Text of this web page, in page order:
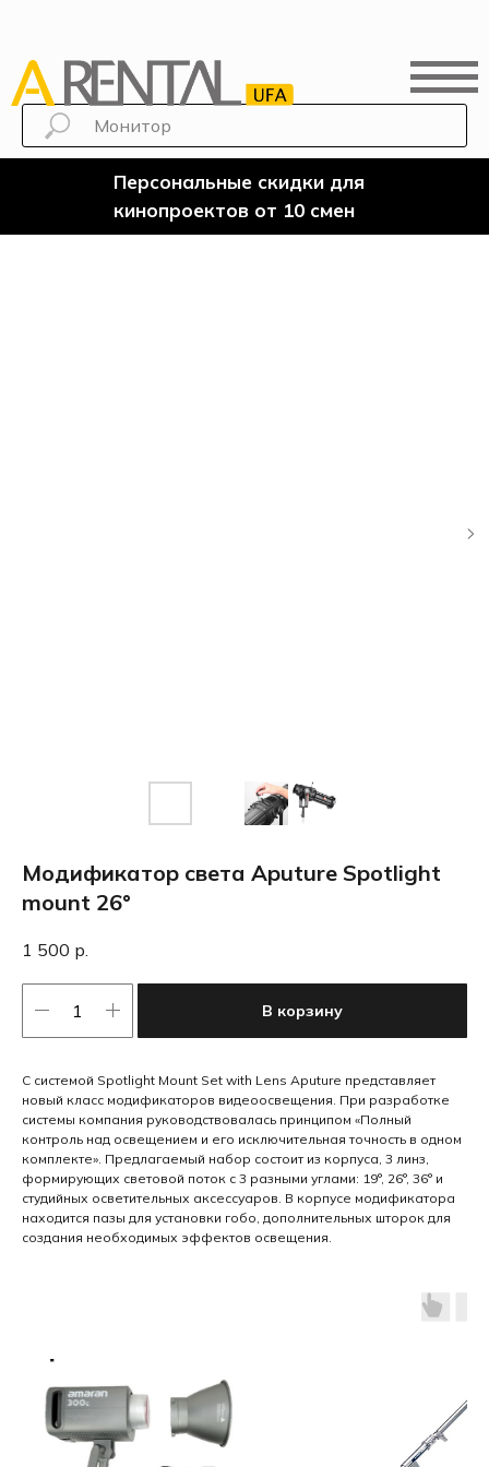
Персональные скидки для
кинопроектов от 10 смен
Модификатор света Aputure Spotlight
mount 26°
1 500 р.
В корзину
С системой Spotlight Mount Set with Lens Aputure представляет
новый класс модификаторов видеоосвещения. При разработке
системы компания руководствовалась принципом «Полный
контроль над освещением и его исключительная точность в одном
комплекте». Предлагаемый набор состоит из корпуса, 3 линз,
формирующих световой поток с 3 разными углами: 19°, 26°, 36° и
студийных осветительных аксессуаров. В корпусе модификатора
находится пазы для установки гобо, дополнительных шторок для
создания необходимых эффектов освещения.